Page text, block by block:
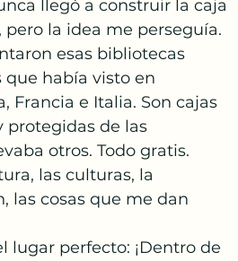
llegó a construir la caja
pero la idea me perseguía.
esas bibliotecas
había visto en
Francia e Italia. Son cajas
protegidas de las
otros. Todo gratis.
las culturas, la
las cosas que me dan
lugar perfecto: ¡Dentro de